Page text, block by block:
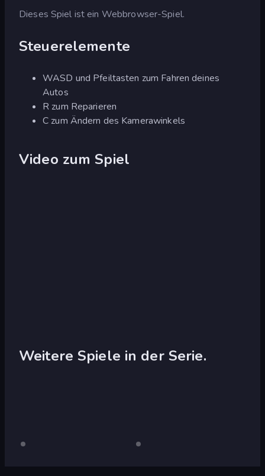
Dieses Spiel ist ein Webbrowser-Spiel.
Steuerelemente
WASD und Pfeiltasten zum Fahren deines
Autos
R zum Reparieren
C zum Ändern des Kamerawinkels
Video zum Spiel
Weitere Spiele in der Serie.
Nur
Nur